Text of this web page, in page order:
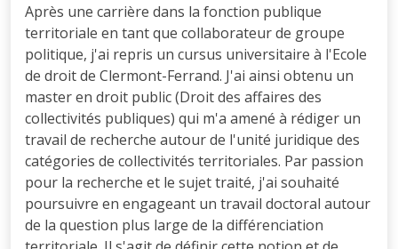
Après une carrière dans la fonction publique
territoriale en tant que collaborateur de groupe
politique, j'ai repris un cursus universitaire à l'Ecole
de droit de Clermont-Ferrand. J'ai ainsi obtenu un
master en droit public (Droit des affaires des
collectivités publiques) qui m'a amené à rédiger un
travail de recherche autour de l'unité juridique des
catégories de collectivités territoriales. Par passion
pour la recherche et le sujet traité, j'ai souhaité
poursuivre en engageant un travail doctoral autour
de la question plus large de la différenciation